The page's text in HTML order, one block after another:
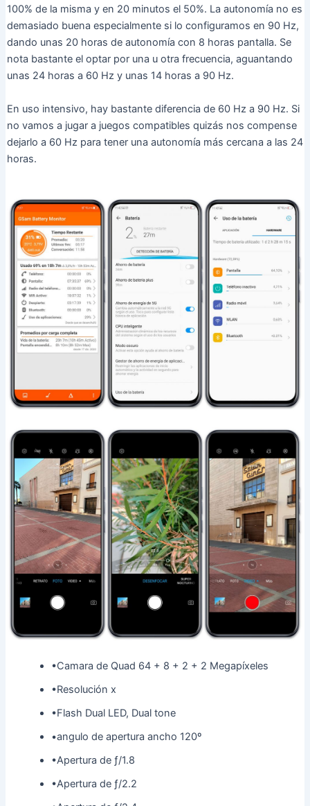
100% de la misma y en 20 minutos el 50%. La autonomía no es
demasiado buena especialmente si lo configuramos en 90 Hz,
dando unas 20 horas de autonomía con 8 horas pantalla. Se
nota bastante el optar por una u otra frecuencia, aguantando
unas 24 horas a 60 Hz y unas 14 horas a 90 Hz.
En uso intensivo, hay bastante diferencia de 60 Hz a 90 Hz. Si
no vamos a jugar a juegos compatibles quizás nos compense
dejarlo a 60 Hz para tener una autonomía más cercana a las 24
horas.
•Camara de Quad 64 + 8 + 2 + 2 Megapíxeles
•Resolución x
•Flash Dual LED, Dual tone
•angulo de apertura ancho 120º
•Apertura de ƒ/1.8
•Apertura de ƒ/2.2